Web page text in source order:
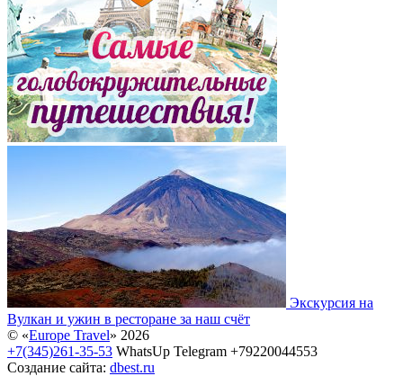
Экскурсия на
Вулкан и ужин в ресторане за наш счёт
© «Europe Travel» 2026
+7(345)261-35-53 WhatsUp Telegram +79220044553
Создание сайта: dbest.ru